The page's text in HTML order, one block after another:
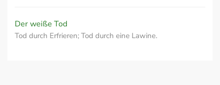
Der weiße Tod
Tod durch Erfrieren; Tod durch eine Lawine.